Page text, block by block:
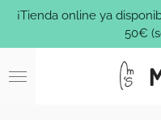
contenido
principal
¡Tienda online ya
50€